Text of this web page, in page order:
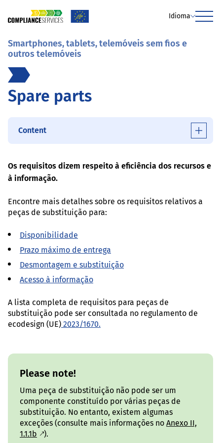
Idioma
Menu
Smartphones, tablets, telemóveis sem fios e
outros telemóveis
Spare parts
Content
Os requisitos dizem respeito à eficiência dos recursos e
à informação.
Encontre mais detalhes sobre os requisitos relativos a
peças de substituição para:
Disponibilidade
Prazo máximo de entrega
Desmontagem e substituição
Acesso à informação
A lista completa de requisitos para peças de
substituição pode ser consultada no regulamento de
ecodesign (UE) 2023/1670.
Please note!
Uma peça de substituição não pode ser um
componente constituído por várias peças de
substituição. No entanto, existem algumas
exceções (consulte mais informações no Anexo II,
1.1.1b
).